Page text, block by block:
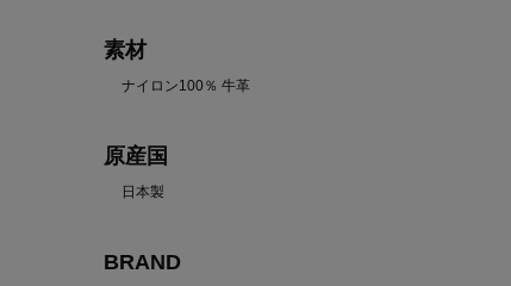
素材
ナイロン100％ 牛革
原産国
日本製
BRAND